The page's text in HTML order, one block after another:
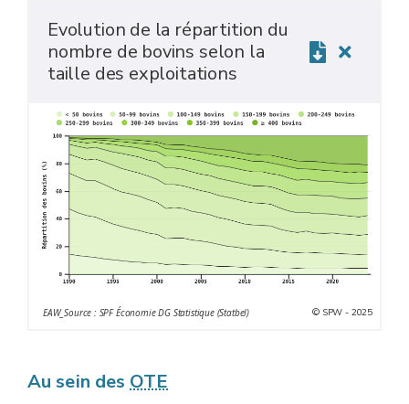
Evolution de la répartition du
nombre de bovins selon la
taille des exploitations
EAW_Source : SPF Économie DG Statistique (Statbel) © SPW - 2025
Au sein des OTE